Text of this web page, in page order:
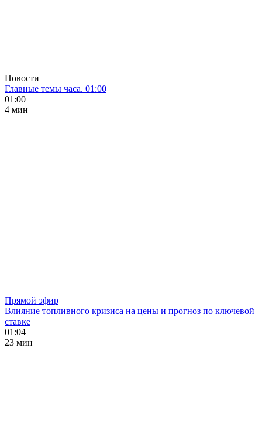
Новости
Главные темы часа. 01:00
01:00
4 мин
Прямой эфир
Влияние топливного кризиса на цены и прогноз по ключевой
ставке
01:04
23 мин